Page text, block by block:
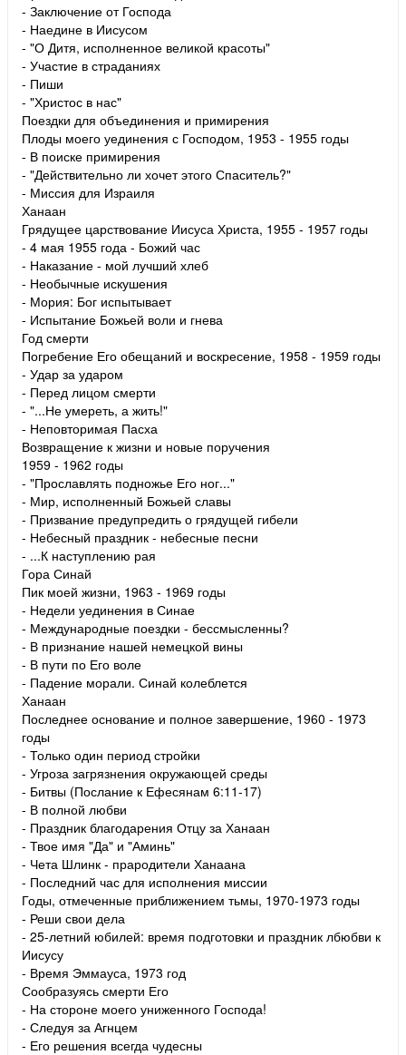
- Заключение от Господа
- Наедине в Иисусом
- "О Дитя, исполненное великой красоты"
- Участие в страданиях
- Пиши
- "Христос в нас"
Поездки для объединения и примирения
Плоды моего уединения с Господом, 1953 - 1955 годы
- В поиске примирения
- "Действительно ли хочет этого Спаситель?"
- Миссия для Израиля
Ханаан
Грядущее царствование Иисуса Христа, 1955 - 1957 годы
- 4 мая 1955 года - Божий час
- Наказание - мой лучший хлеб
- Необычные искушения
- Мория: Бог испытывает
- Испытание Божьей воли и гнева
Год смерти
Погребение Его обещаний и воскресение, 1958 - 1959 годы
- Удар за ударом
- Перед лицом смерти
- "...Не умереть, а жить!"
- Неповторимая Пасха
Возвращение к жизни и новые поручения
1959 - 1962 годы
- "Прославлять подножье Его ног..."
- Мир, исполненный Божьей славы
- Призвание предупредить о грядущей гибели
- Небесный праздник - небесные песни
- ...К наступлению рая
Гора Синай
Пик моей жизни, 1963 - 1969 годы
- Недели уединения в Синае
- Международные поездки - бессмысленны?
- В признание нашей немецкой вины
- В пути по Его воле
- Падение морали. Синай колеблется
Ханаан
Последнее основание и полное завершение, 1960 - 1973
годы
- Только один период стройки
- Угроза загрязнения окружающей среды
- Битвы (Послание к Ефесянам 6:11-17)
- В полной любви
- Праздник благодарения Отцу за Ханаан
- Твое имя "Да" и "Аминь"
- Чета Шлинк - прародители Ханаана
- Последний час для исполнения миссии
Годы, отмеченные приближением тьмы, 1970-1973 годы
- Реши свои дела
- 25-летний юбилей: время подготовки и праздник лбюбви к
Иисусу
- Время Эммауса, 1973 год
Сообразуясь смерти Его
- На стороне моего униженного Господа!
- Следуя за Агнцем
- Его решения всегда чудесны